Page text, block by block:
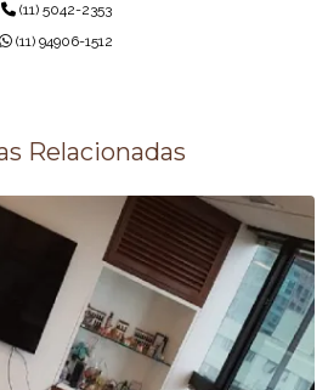
BREAK EMPRESA
(11) 5042-2353
(11) 94906-1512
Relacionadas